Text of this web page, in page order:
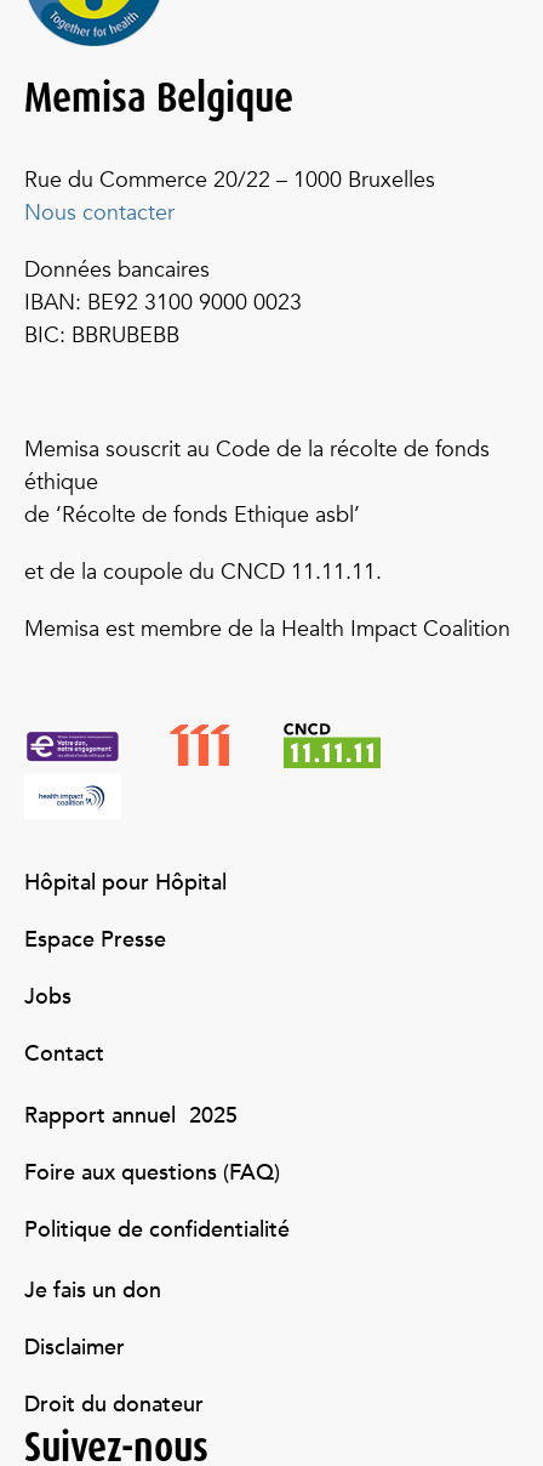
Memisa Belgique
Rue du Commerce 20/22 – 1000 Bruxelles
Nous contacter
Données bancaires
IBAN: BE92 3100 9000 0023
BIC: BBRUBEBB
Memisa souscrit au Code de la récolte de fonds
éthique
de ‘Récolte de fonds Ethique asbl’
et de la coupole du CNCD 11.11.11.
Memisa est membre de la Health Impact Coalition
Hôpital pour Hôpital
Espace Presse
Jobs
Contact
Rapport annuel 2025
Foire aux questions (FAQ)
Politique de confidentialité
Je fais un don
Disclaimer
Droit du donateur
Suivez-nous